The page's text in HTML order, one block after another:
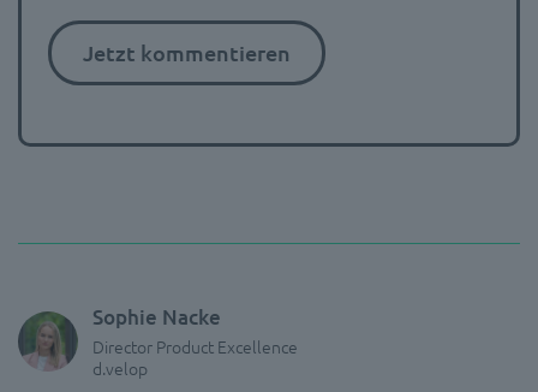
Jetzt kommentieren
Sophie Nacke
Director Product Excellence
d.velop